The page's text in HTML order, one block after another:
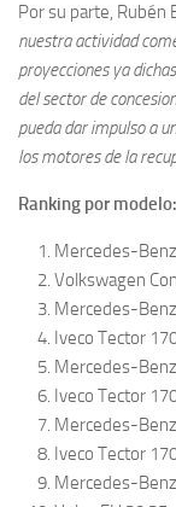
Por su parte, Rubén
nuestra actividad
proyecciones ya
del sector de
pueda dar impulso a
los motores de la
Ranking por modelo:
Mercedes-
Volkswagen
Mercedes-
Iveco Tector
Mercedes-
Iveco Tector
Mercedes-
Iveco Tector
Mercedes-